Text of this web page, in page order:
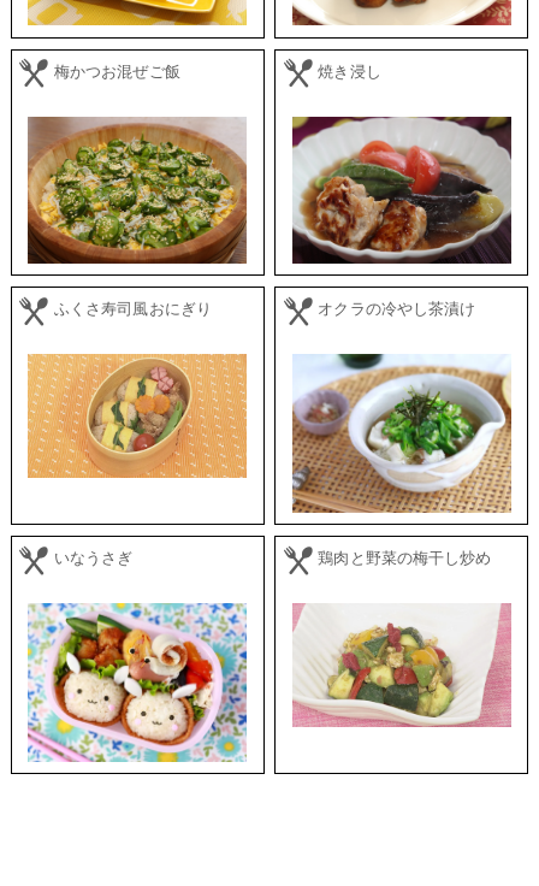
梅かつお混ぜご飯 焼き浸し
ふくさ寿司風おにぎり オクラの冷やし茶漬け
いなうさぎ 鶏肉と野菜の梅干し炒め